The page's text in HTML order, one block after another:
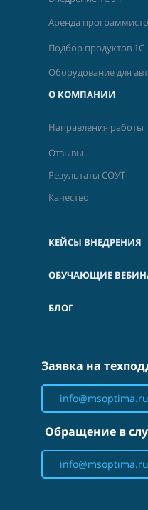
Аренда
Подбор продуктов 1С
Оборудование для
О КОМПАНИИ
Направления работы
Отзывы
Результаты СОУТ
Качество
КЕЙСЫ ВНЕДРЕНИЯ
ОБУЧАЮЩИЕ
БЛОГ
Заявка на
info@msoptima.ru
Обращение в
info@msoptima.ru